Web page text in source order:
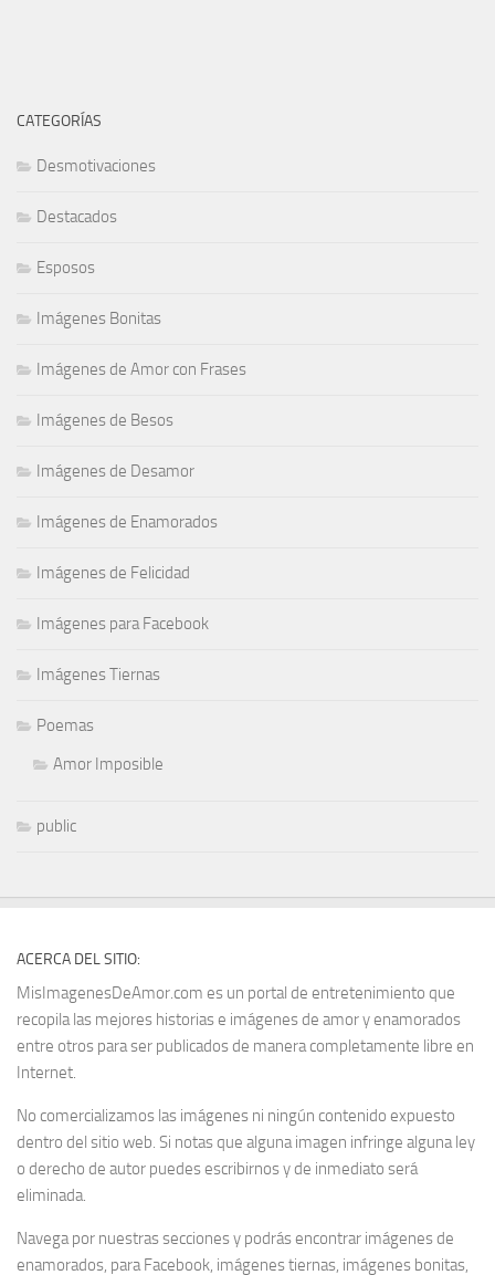
CATEGORÍAS
Desmotivaciones
Destacados
Esposos
Imágenes Bonitas
Imágenes de Amor con Frases
Imágenes de Besos
Imágenes de Desamor
Imágenes de Enamorados
Imágenes de Felicidad
Imágenes para Facebook
Imágenes Tiernas
Poemas
Amor Imposible
public
ACERCA DEL SITIO:
MisImagenesDeAmor.com es un portal de entretenimiento que
recopila las mejores historias e imágenes de amor y enamorados
entre otros para ser publicados de manera completamente libre en
Internet.
No comercializamos las imágenes ni ningún contenido expuesto
dentro del sitio web. Si notas que alguna imagen infringe alguna ley
o derecho de autor puedes escribirnos y de inmediato será
eliminada.
Navega por nuestras secciones y podrás encontrar imágenes de
enamorados, para Facebook, imágenes tiernas, imágenes bonitas,